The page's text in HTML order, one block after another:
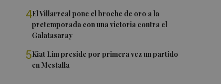
4El Villarreal pone el broche de oro a la
pretemporada con una victoria contra el
Galatasaray
5Kiat Lim preside por primera vez un partido
en Mestalla